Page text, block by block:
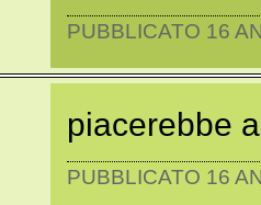
PUBBLICATO 16
piacerebbe
PUBBLICATO 16